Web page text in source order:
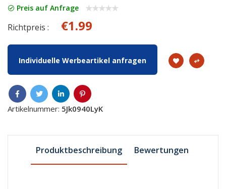
Preis auf Anfrage
Richtpreis : €1.99
Individuelle Werbeartikel anfragen
Artikelnummer: 5Jk0940LyK
Produktbeschreibung Bewertungen